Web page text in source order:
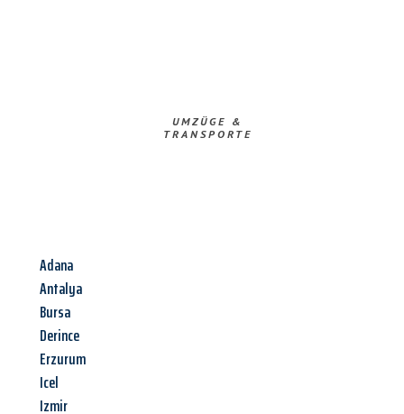
UMZÜGE &
TRANSPORTE
Adana
Antalya
Bursa
Derince
Erzurum
Icel
Izmir